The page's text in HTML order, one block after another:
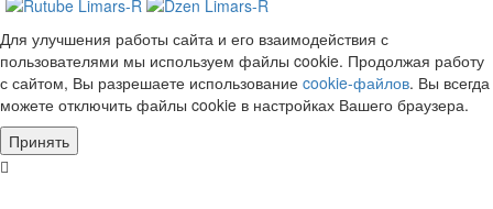
Для улучшения работы сайта и его взаимодействия с
пользователями мы используем файлы cookie. Продолжая работу
с сайтом, Вы разрешаете использование cookie-файлов. Вы всегда
можете отключить файлы cookie в настройках Вашего браузера.
Принять